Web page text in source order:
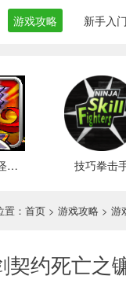
游戏攻略 新手入门
暗影之剑怪物猎人 技巧拳击
： 首页 > 游戏攻略 > 游
契约死亡之